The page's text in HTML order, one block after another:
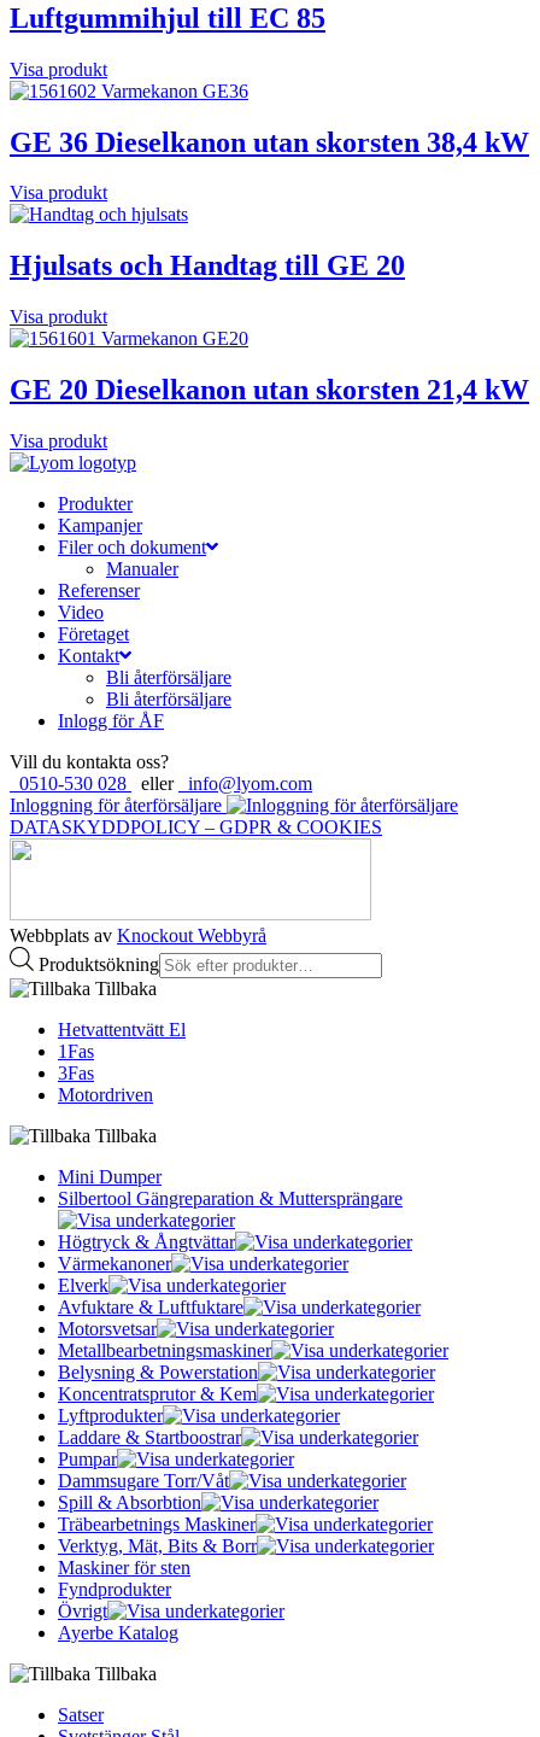
Luftgummihjul till EC 85
Visa produkt
GE 36 Dieselkanon utan skorsten 38,4 kW
Visa produkt
Hjulsats och Handtag till GE 20
Visa produkt
GE 20 Dieselkanon utan skorsten 21,4 kW
Visa produkt
Produkter
Kampanjer
Filer och dokument
Manualer
Referenser
Video
Företaget
Kontakt
Bli återförsäljare
Bli återförsäljare
Inlogg för ÅF
Vill du kontakta oss?
0510-530 028
eller
info@lyom.com
Inloggning för återförsäljare
DATASKYDDPOLICY – GDPR & COOKIES
Webbplats av Knockout Webbyrå
Produktsökning
Tillbaka
Hetvattentvätt El
1Fas
3Fas
Motordriven
Tillbaka
Mini Dumper
Silbertool Gängreparation & Muttersprängare
Högtryck & Ångtvättar
Värmekanoner
Elverk
Avfuktare & Luftfuktare
Motorsvetsar
Metallbearbetningsmaskiner
Belysning & Powerstation
Koncentratsprutor & Kem
Lyftprodukter
Laddare & Startboostrar
Pumpar
Dammsugare Torr/Våt
Spill & Absorbtion
Träbearbetnings Maskiner
Verktyg, Mät, Bits & Borr
Maskiner för sten
Fyndprodukter
Övrigt
Ayerbe Katalog
Tillbaka
Satser